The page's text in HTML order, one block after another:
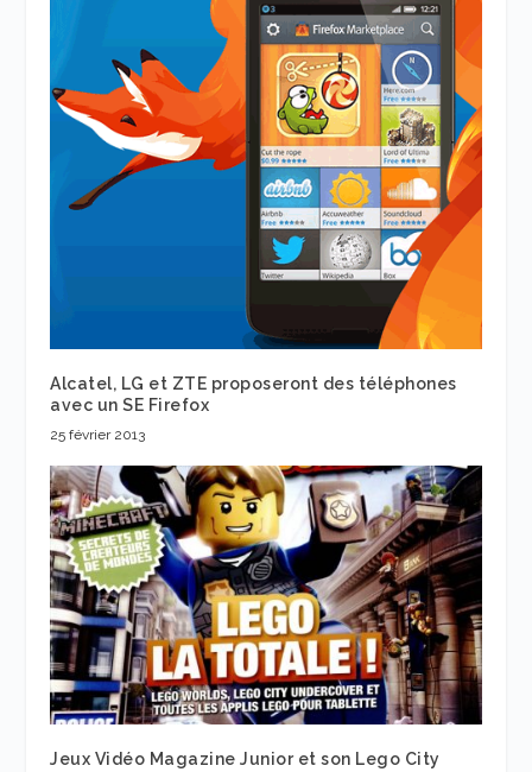
Alcatel, LG et ZTE proposeront des téléphones
avec un SE Firefox
25 février 2013
Jeux Vidéo Magazine Junior et son Lego City